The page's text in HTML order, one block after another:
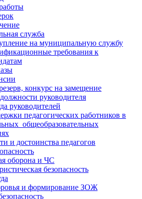
служба
на муниципальную службу
требования к
конкурс на замещение
руководителя
руководителей
педагогических работников в
общеобразовательных
и достоинства педагогов
оборона и ЧС
безопасность
и формирование ЗОЖ